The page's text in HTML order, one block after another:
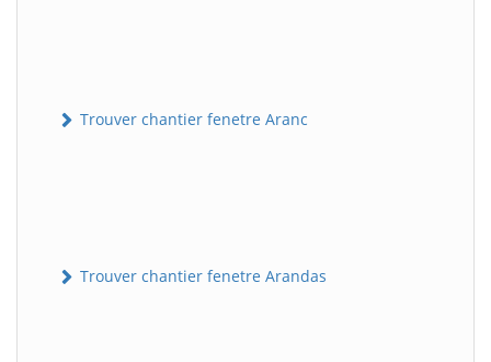
Trouver chantier fenetre Aranc
Trouver chantier fenetre Arandas